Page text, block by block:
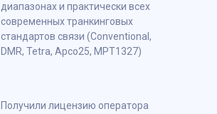
диапазонах и практически всех
современных транкинговых
стандартов связи (Conventional,
DMR, Tetra, Apco25, MPT1327)
Получили лицензию оператора